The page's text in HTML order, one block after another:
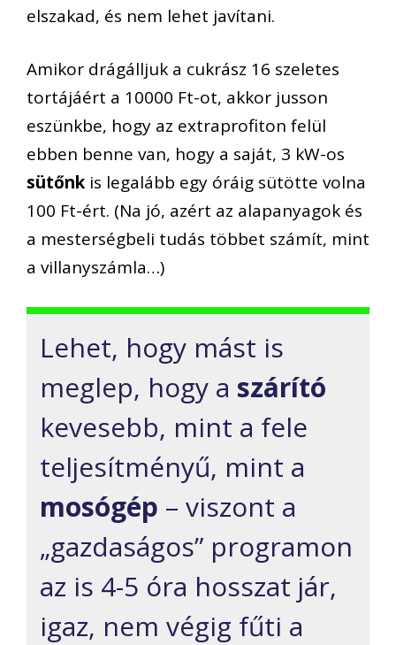
elszakad, és nem lehet javítani.
Amikor drágálljuk a cukrász 16 szeletes
tortájáért a 10000 Ft-ot, akkor jusson
eszünkbe, hogy az extraprofiton felül
ebben benne van, hogy a saját, 3 kW-os
sütőnk is legalább egy óráig sütötte volna
100 Ft-ért. (Na jó, azért az alapanyagok és
a mesterségbeli tudás többet számít, mint
a villanyszámla…)
Lehet, hogy mást is
meglep, hogy a szárító
kevesebb, mint a fele
teljesítményű, mint a
mosógép – viszont a
„gazdaságos” programon
az is 4-5 óra hosszat jár,
igaz, nem végig fűti a